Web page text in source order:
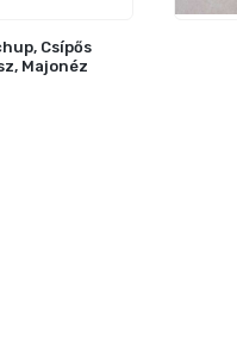
Csípős
Majonéz